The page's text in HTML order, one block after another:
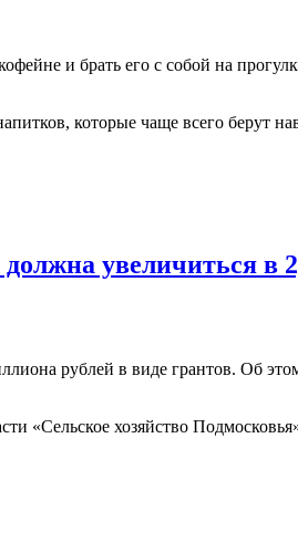
и брать его с собой на
которые чаще всего берут
увеличиться в
рублей в виде грантов. Об
«Сельское хозяйство